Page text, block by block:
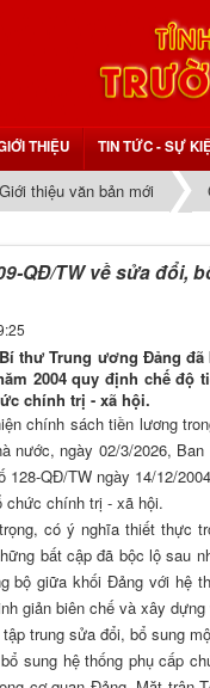
THIỆU TIN TỨC - SỰ
Giới thiệu văn bản mới
QĐ/TW về sửa đổi,
Bí thư Trung ương Đảng
2004 quy định chế
chính trị - xã hội.
chính sách tiền lương
nước, ngày 02/3/2026,
128-QĐ/TW ngày 14/12/
chức chính trị - xã hội.
có ý nghĩa thiết thực
bất cập đã bộc lộ sau
bộ giữa khối Đảng với hệ
giản biên chế và xây
trung sửa đổi, bổ sung
sung hệ thống phụ cấp